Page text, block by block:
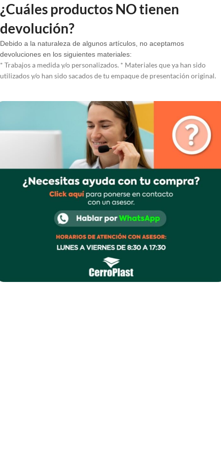
¿Cuáles productos NO tienen
devolución?
Debido a la naturaleza de algunos artículos, no aceptamos
devoluciones en los siguientes materiales:
* Trabajos a medida y/o personalizados. * Materiales que ya han sido
utilizados y/o han sido sacados de tu empaque de presentación original.